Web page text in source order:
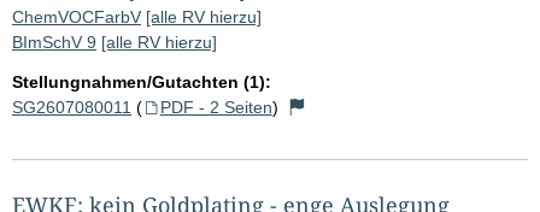
ChemVOCFarbV [alle RV hierzu]
BImSchV 9 [alle RV hierzu]
Stellungnahmen/Gutachten (1):
SG2607080011 ( PDF - 2 Seiten)
EWKF: kein Goldplating - enge Auslegung